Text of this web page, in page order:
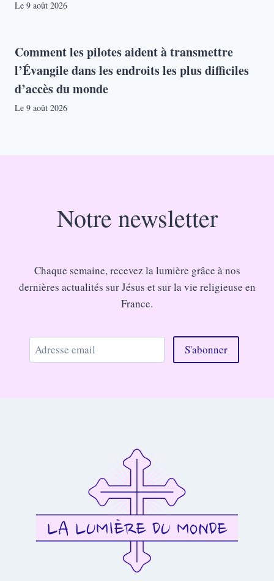
Le 9 août 2026
Comment les pilotes aident à transmettre
l’Évangile dans les endroits les plus difficiles
d’accès du monde
Le 9 août 2026
Notre newsletter
Chaque semaine, recevez la lumière grâce à nos
dernières actualités sur Jésus et sur la vie religieuse en
France.